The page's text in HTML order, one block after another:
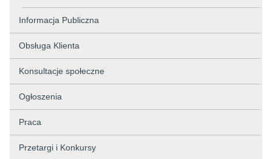
Informacja Publiczna
Obsługa Klienta
Konsultacje społeczne
Ogłoszenia
Praca
Przetargi i Konkursy